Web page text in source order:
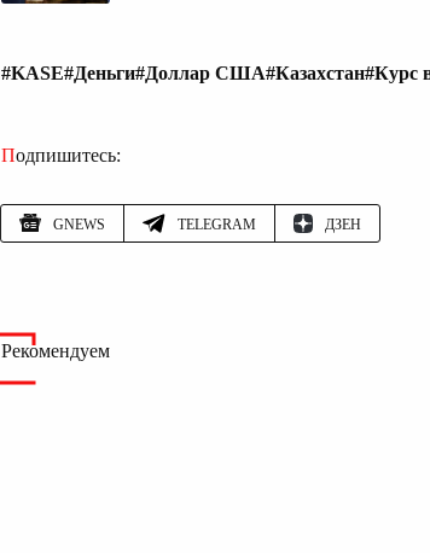
#KASE#Деньги#Доллар США#Казахстан#Курс
Подпишитесь:
GNEWS TELEGRAM ДЗЕН
Рекомендуем